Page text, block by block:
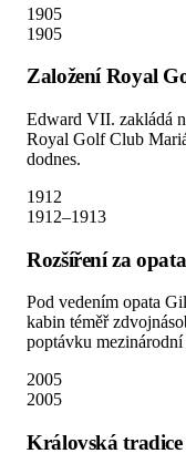
1905
1905
Založení Royal
Edward VII. zakládá
Royal Golf Club
dodnes.
1912
1912–1913
Rozšíření za
Pod vedením opata
kabin téměř
poptávku mezinárodní
2005
2005
Královská